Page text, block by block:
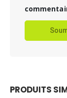
PRODUITS